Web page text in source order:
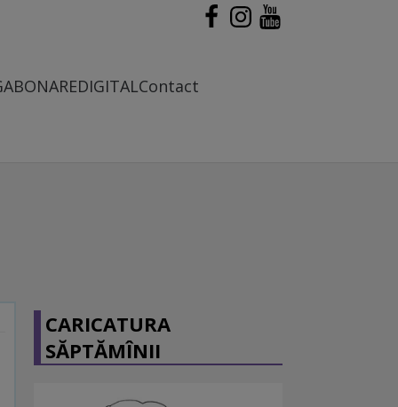
ABONAREDIGITALContact
CARICATURA
SĂPTĂMÎNII